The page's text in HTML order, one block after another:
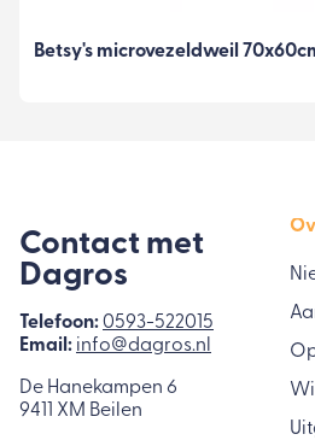
Betsy's microvezeldweil
Contact met
Dagros
Telefoon:0593-522015
Email: info@dagros.nl
De Hanekampen 6
9411 XM Beilen